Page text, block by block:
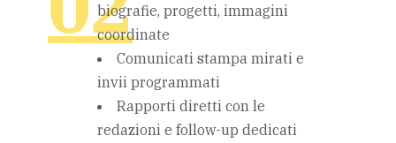
biografie, progetti, immagini
coordinate
Comunicati stampa mirati e
invii programmati
Rapporti diretti con le
redazioni e follow-up dedicati